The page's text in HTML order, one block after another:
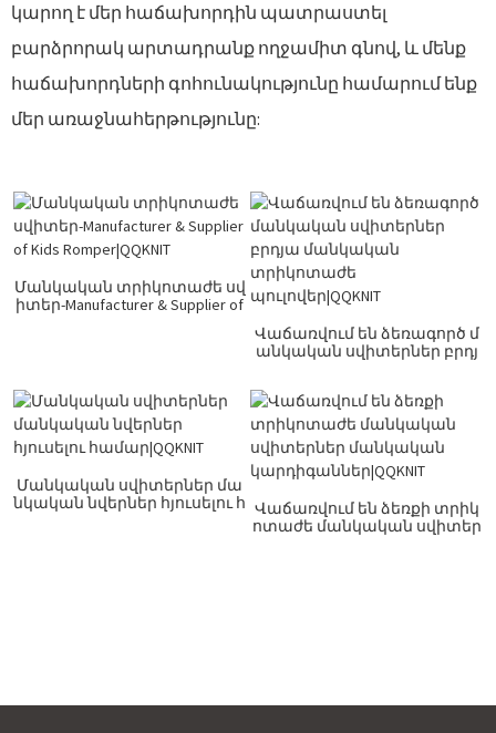
կարող է մեր հաճախորդին պատրաստել
բարձրորակ արտադրանք ողջամիտ գնով, և մենք
հաճախորդների գոհունակությունը համարում ենք
մեր առաջնահերթությունը:
Մանկական տրիկոտաժե սվ
իտեր-Manufacturer & Supplier of
Վաճառվում են ձեռագործ մ
անկական սվիտերներ բրդյ
Մանկական սվիտերներ մա
նկական նվերներ հյուսելու հ Վաճառվում են ձեռքի տրիկ
ոտաժե մանկական սվիտեր